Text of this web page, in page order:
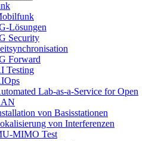
Lösungen
Security
Forward
Testing
Lab-as-a-Service for Open
von Basisstationen
von Interferenzen
MIMO Test